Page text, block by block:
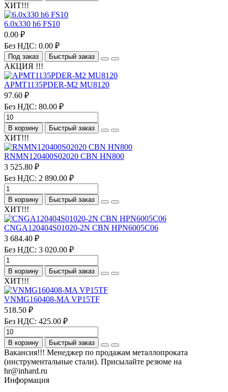
ХИТ!!!
6.0х330 h6 FS10
0.00 ₽
Без НДС: 0.00 ₽
Под заказ Быстрый заказ
АКЦИЯ !!!
APMT1135PDER-M2 MU8120
97.60 ₽
Без НДС: 80.00 ₽
В корзину Быстрый заказ
ХИТ!!!
RNMN120400S02020 CBN HN800
3 525.80 ₽
Без НДС: 2 890.00 ₽
В корзину Быстрый заказ
ХИТ!!!
CNGA120404S01020-2N CBN HPN6005C06
3 684.40 ₽
Без НДС: 3 020.00 ₽
В корзину Быстрый заказ
ХИТ!!!
VNMG160408-MA VP15TF
518.50 ₽
Без НДС: 425.00 ₽
В корзину Быстрый заказ
Вакансия!!! Менеджер по продажам металлопроката
(инструментальные стали). Присылайте резюме на
hr@inhard.ru
Информация